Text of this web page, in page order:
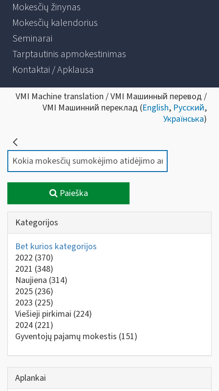
Mokesčių žinynas
Mokesčių kalendorius
Seminarai
Tarptautinis apmokestinimas
Kontaktai / Apklausa
VMI Machine translation / VMI Машинный перевод /
VMI Машинний переклад (English, Русский,
Українська)
Paieška
Kategorijos
Bet kurios kategorijos
2022 (370)
2021 (348)
Naujiena (314)
2025 (236)
2023 (225)
Viešieji pirkimai (224)
2024 (221)
Gyventojų pajamų mokestis (151)
Aplankai